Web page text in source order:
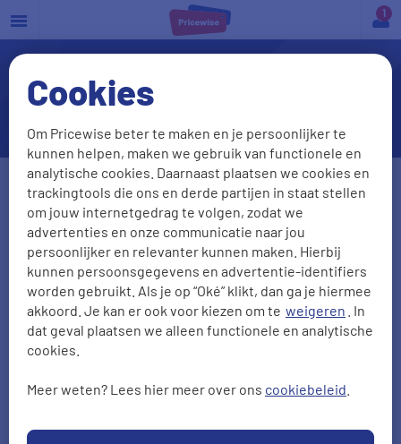
Cookies
Om Pricewise beter te maken en je persoonlijker te
kunnen helpen, maken we gebruik van functionele en
analytische cookies. Daarnaast plaatsen we cookies en
trackingtools die ons en derde partijen in staat stellen
om jouw internetgedrag te volgen, zodat we
advertenties en onze communicatie naar jou
persoonlijker en relevanter kunnen maken. Hierbij
kunnen persoonsgegevens en advertentie-identifiers
worden gebruikt. Als je op “Oké” klikt, dan ga je hiermee
akkoord. Je kan er ook voor kiezen om te weigeren . In
dat geval plaatsen we alleen functionele en analytische
cookies.
Meer weten? Lees hier meer over ons cookiebeleid
a
Kan ik lenen zonder vast
contract?
Leendoel
Leenbedrag
Geboortedatum
DD-MM-JJJJ
Burgerlijke staat